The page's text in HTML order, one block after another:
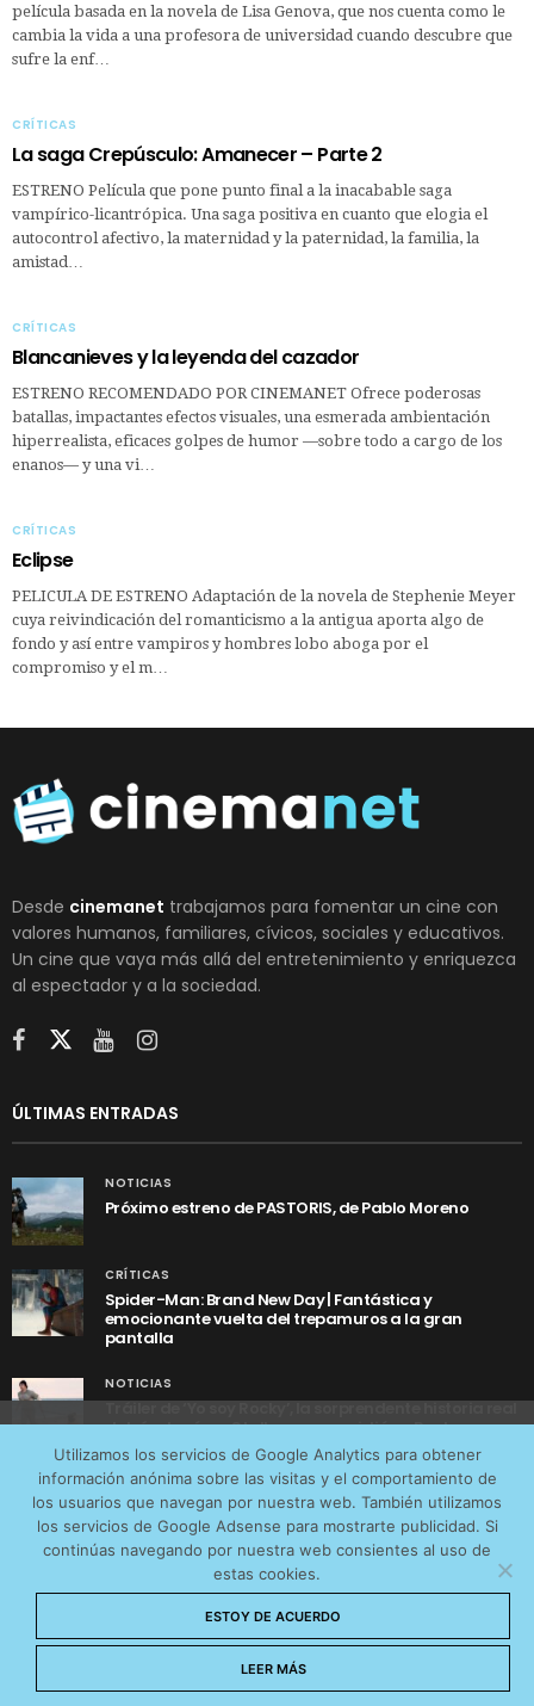
película basada en la novela de Lisa Genova, que nos cuenta como le
cambia la vida a una profesora de universidad cuando descubre que
sufre la enf…
CRÍTICAS
La saga Crepúsculo: Amanecer – Parte 2
ESTRENO Película que pone punto final a la inacabable saga
vampírico-licantrópica. Una saga positiva en cuanto que elogia el
autocontrol afectivo, la maternidad y la paternidad, la familia, la
amistad…
CRÍTICAS
Blancanieves y la leyenda del cazador
ESTRENO RECOMENDADO POR CINEMANET Ofrece poderosas
batallas, impactantes efectos visuales, una esmerada ambientación
hiperrealista, eficaces golpes de humor —sobre todo a cargo de los
enanos— y una vi…
CRÍTICAS
Eclipse
PELICULA DE ESTRENO Adaptación de la novela de Stephenie Meyer
cuya reivindicación del romanticismo a la antigua aporta algo de
fondo y así entre vampiros y hombres lobo aboga por el
compromiso y el m…
Desde cinemanet trabajamos para fomentar un cine con
valores humanos, familiares, cívicos, sociales y educativos.
Un cine que vaya más allá del entretenimiento y enriquezca
al espectador y a la sociedad.
ÚLTIMAS ENTRADAS
NOTICIAS
Próximo estreno de PASTORIS, de Pablo Moreno
CRÍTICAS
Spider-Man: Brand New Day | Fantástica y
emocionante vuelta del trepamuros a la gran
pantalla
NOTICIAS
Tráiler de ‘Yo soy Rocky’, la sorprendente historia real
detrás de cómo Stallone se convirtió en Rocky
AVISO LEGAL CONTACTO
POLÍTICA DE COOKIES
POLÍTICA DE PRIVACIDAD
© 2026 CinemaNet. Designed by
Utilizamos los servicios de Google Analytics para obtener
información anónima sobre las visitas y el comportamiento de
los usuarios que navegan por nuestra web. También utilizamos
los servicios de Google Adsense para mostrarte publicidad. Si
continúas navegando por nuestra web consientes al uso de
estas cookies.
ESTOY DE ACUERDO
LEER MÁS
tráfico web que recibimos y conocer los servicios que
más os interesan. Puede cambiar las preferencias y
obtener más información sobre las cookies que
utilizamos en nuestra Política de cookies
Aceptar cookies
No permitir cookies